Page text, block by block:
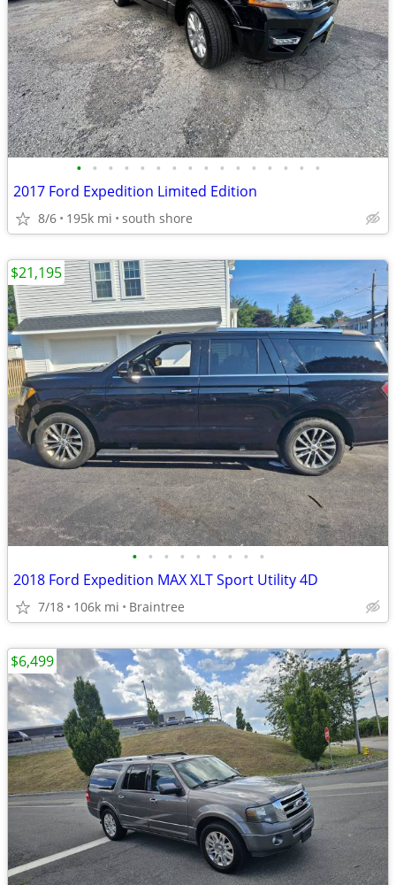
• • • • • • • • • • • • • • • •
2017 Ford Expedition Limited Edition
8/6 195k mi south shore
• • • • • • • • •
2018 Ford Expedition MAX XLT Sport Utility 4D
7/18 106k mi Braintree
$21,195
$6,499